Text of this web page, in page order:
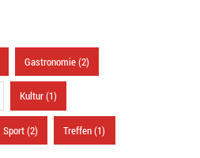
Gastronomie (2)
Kultur (1)
Sport (2) Treffen (1)